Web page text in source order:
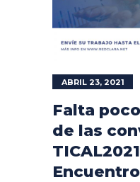
ABRIL 23, 2021
Falta
de las